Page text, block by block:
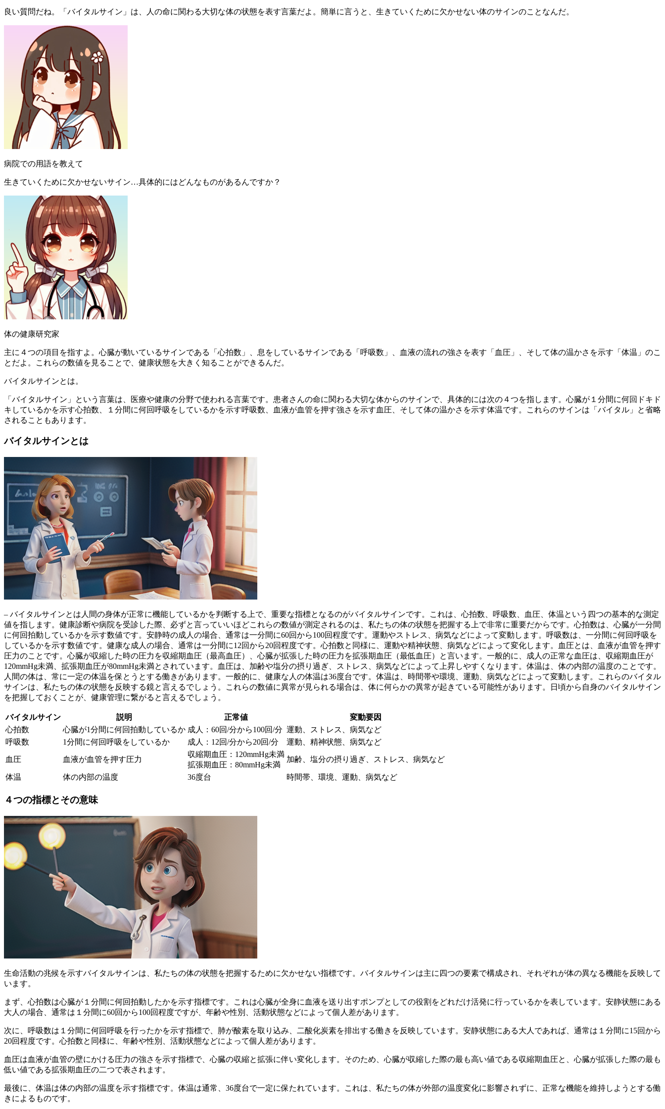
良い質問だね。「バイタルサイン」は、人の命に関わる大切な体の状態を表す言葉だよ。簡単に言うと、生きていくために欠かせない体のサインのことなんだ。
病院での用語を教えて
生きていくために欠かせないサイン…具体的にはどんなものがあるんですか？
体の健康研究家
主に４つの項目を指すよ。心臓が動いているサインである「心拍数」、息をしているサインである「呼吸数」、血液の流れの強さを表す「血圧」、そして体の温かさを示す「体温」のこ
とだよ。これらの数値を見ることで、健康状態を大きく知ることができるんだ。
バイタルサインとは。
「バイタルサイン」という言葉は、医療や健康の分野で使われる言葉です。患者さんの命に関わる大切な体からのサインで、具体的には次の４つを指します。心臓が１分間に何回ドキド
キしているかを示す心拍数、１分間に何回呼吸をしているかを示す呼吸数、血液が血管を押す強さを示す血圧、そして体の温かさを示す体温です。これらのサインは「バイタル」と省略
されることもあります。
バイタルサインとは
– バイタルサインとは 人間の身体が正常に機能しているかを判断する上で、重要な指標となるのがバイタルサインです。
これは、心拍数、呼吸数、血圧、体温という四つの基本的な測定
値を指します。健康診断や病院を受診した際、必ずと言っていいほどこれらの数値が測定されるのは、私たちの体の状態を把握する上で非常に重要だからです。心拍数は、心臓が一分間
に何回拍動しているかを示す数値です。安静時の成人の場合、通常は一分間に60回から100回程度です。運動やストレス、病気などによって変動します。呼吸数は、 一分間に何回呼吸を
しているかを示す数値です。健康な成人の場合、通常は一分間に12回から20回程度です。心拍数と同様に、運動や精神状態、病気などによって変化します。血圧とは、
血液が血管を押す
圧力のことです。心臓が収縮した時の圧力を収縮期血圧（最高血圧）、心臓が拡張した時の圧力を拡張期血圧（最低血圧）と言います。一般的に、成人の正常な血圧は、収縮期血圧が
120mmHg未満、拡張期血圧が80mmHg未満とされています。血圧は、加齢や塩分の摂り過ぎ、ストレス、病気などによって上昇しやすくなります。体温は、 体の内部の温度のことです。
人間の体は、常に一定の体温を保とうとする働きがあります。一般的に、健康な人の体温は36度台です。体温は、時間帯や環境、運動、病気などによって変動します。これらのバイタル
サインは、 私たちの体の状態を反映する鏡と言えるでしょう。これらの数値に異常が見られる場合は、体に何らかの異常が起きている可能性があります。日頃から自身のバイタルサイン
を把握しておくことが、健康管理に繋がると言えるでしょう。
バイタルサイン 説明 正常値
変動要因
心拍数
心臓が1分間に何回拍動しているか 成人：60回/分から100回/分 運動、ストレス、病気など
呼吸数
1分間に何回呼吸をしているか 成人：12回/分から20回/分 運動、精神状態、病気など
血圧 血液が血管を押す圧力
収縮期血圧：120mmHg未満
拡張期血圧：80mmHg未満
加齢、塩分の摂り過ぎ、ストレス、病気など
体温 体の内部の温度 36度台 時間帯、環境、運動、病気など
４つの指標とその意味
生命活動の兆候を示すバイタルサインは、私たちの体の状態を把握するために欠かせない指標です。バイタルサインは主に四つの要素で構成され、それぞれが体の異なる機能を反映して
います。
まず、 心拍数は心臓が１分間に何回拍動したかを示す指標です。これは心臓が全身に血液を送り出すポンプとしての役割をどれだけ活発に行っているかを表しています。安静状態にある
大人の場合、通常は１分間に60回から100回程度ですが、年齢や性別、活動状態などによって個人差があります。
次に、 呼吸数は１分間に何回呼吸を行ったかを示す指標で、肺が酸素を取り込み、二酸化炭素を排出する働きを反映しています。安静状態にある大人であれば、通常は１分間に15回から
20回程度です。心拍数と同様に、年齢や性別、活動状態などによって個人差があります。
血圧は血液が血管の壁にかける圧力の強さを示す指標で、心臓の収縮と拡張に伴い変化します。そのため、心臓が収縮した際の最も高い値である収縮期血圧と、心臓が拡張した際の最も
低い値である拡張期血圧の二つで表されます。
最後に、 体温は体の内部の温度を示す指標です。体温は通常、36度台で一定に保たれています。これは、私たちの体が外部の温度変化に影響されずに、正常な機能を維持しようとする働
きによるものです。